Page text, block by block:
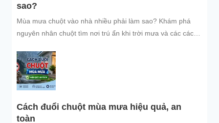
sao?
Mùa mưa chuột vào nhà nhiều phải làm sao? Khám phá
nguyên nhân chuột tìm nơi trú ẩn khi trời mưa và các cách
bảo vệ không gian sống sạch sẽ.
Cách đuổi chuột mùa mưa hiệu quả, an
toàn